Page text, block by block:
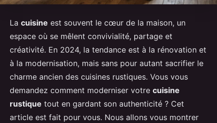
La cuisine est souvent le cœur de la maison, un
espace où se mêlent convivialité, partage et
créativité. En 2024, la tendance est à la rénovation et
à la modernisation, mais sans pour autant sacrifier le
charme ancien des cuisines rustiques. Vous vous
demandez comment moderniser votre cuisine
rustique tout en gardant son authenticité ? Cet
article est fait pour vous. Nous allons vous montrer